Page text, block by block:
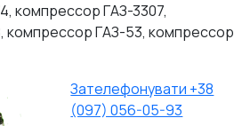
компрессор ГАЗ-3307,
компрессор ГАЗ-53, компрессор
Зателефонувати +38
(097) 056-05-93